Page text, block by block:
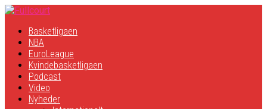
Basketligaen
NBA
EuroLeague
Kvindebasketligaen
Podcast
Video
Nyheder